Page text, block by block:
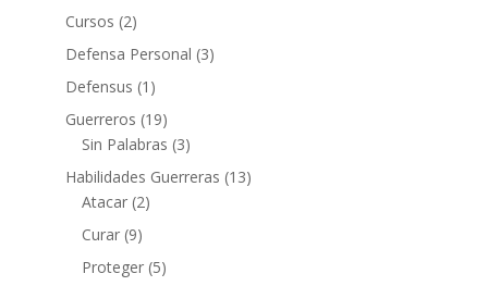
Cursos (2)
Defensa Personal (3)
Defensus (1)
Guerreros (19)
Sin Palabras (3)
Habilidades Guerreras (13)
Atacar(2)
Curar(9)
Proteger(5)